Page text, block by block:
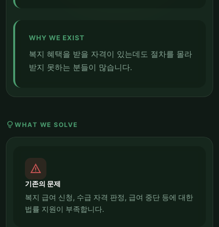
WHY WE EXIST
복지 혜택을 받을 자격이 있는데도 절차를 몰라
받지 못하는 분들이 많습니다.
lightbulb WHAT WE SOLVE
report_problem
기존의 문제
복지 급여 신청, 수급 자격 판정, 급여 중단 등에 대한
법률 지원이 부족합니다.